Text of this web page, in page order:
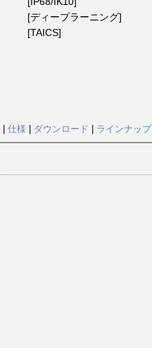
[ディープラーニング]
[TAICS]
仕様 ダウンロード ラインナップ